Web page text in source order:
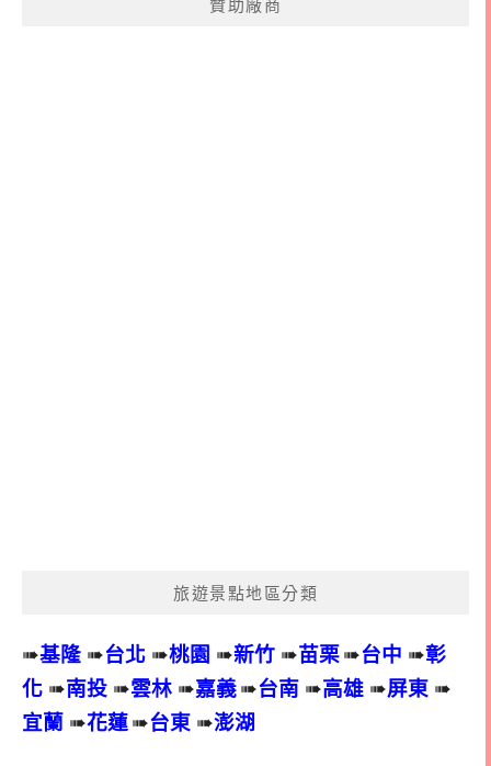
旅遊景點地區分類
➠基隆 ➠台北 ➠桃園 ➠新竹 ➠苗栗➠台中 ➠彰
化 ➠南投 ➠雲林 ➠嘉義➠台南 ➠高雄 ➠屏東 ➠
宜蘭 ➠花蓮➠台東 ➠澎湖